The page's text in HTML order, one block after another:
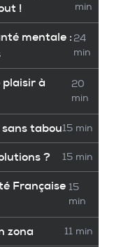
!
min
mentale : 24
min
plaisir à
20
min
tabou15 min
? 15 min
Française 15
min
zona 11 min